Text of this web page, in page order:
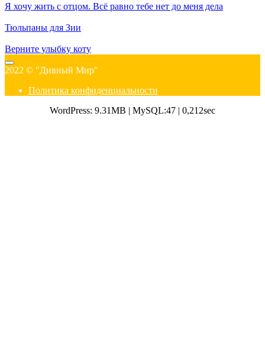
Я хочу жить с отцом. Всё равно тебе нет до меня дела
Тюльпаны для Зии
Верните улыбку коту
2022 © "Дивный Мир"
Политика конфиденциальности
WordPress: 9.31MB | MySQL:47 | 0,212sec